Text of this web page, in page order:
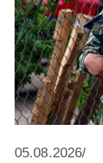
05.08.2026/